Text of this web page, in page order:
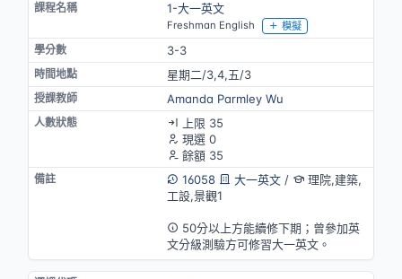
1-大一英文
Freshman English 模擬
3-3
星期二/3,4,五/3
Amanda Parmley Wu
上限 35
現選 0
餘額 35
16058
大一英文/
理院,建築,
工設,景觀1
50分以上方能續修下期；曾參加英
文分級測驗方可修習大一英文。